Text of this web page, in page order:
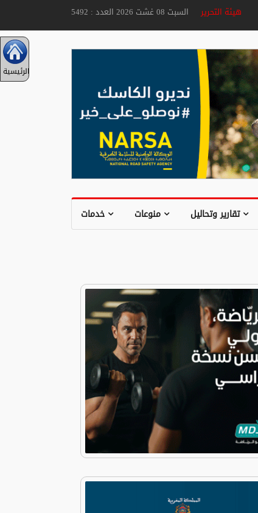
هيئة التحريرالسبت 08 غشت 2026 العدد : 5492
تقارير وتحاليل منوعات خدمات
الرئيسية